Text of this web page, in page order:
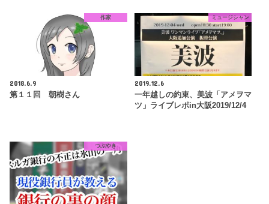
作家
2018.6.9
第１１回 朝樹さん
ミュージシャン
2019.12.6
一年越しの約束、美波「アメヲマ
ツ」ライブレポin大阪2019/12/4
つぶやき